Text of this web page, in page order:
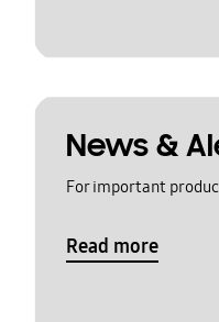
News &
For important
Read more